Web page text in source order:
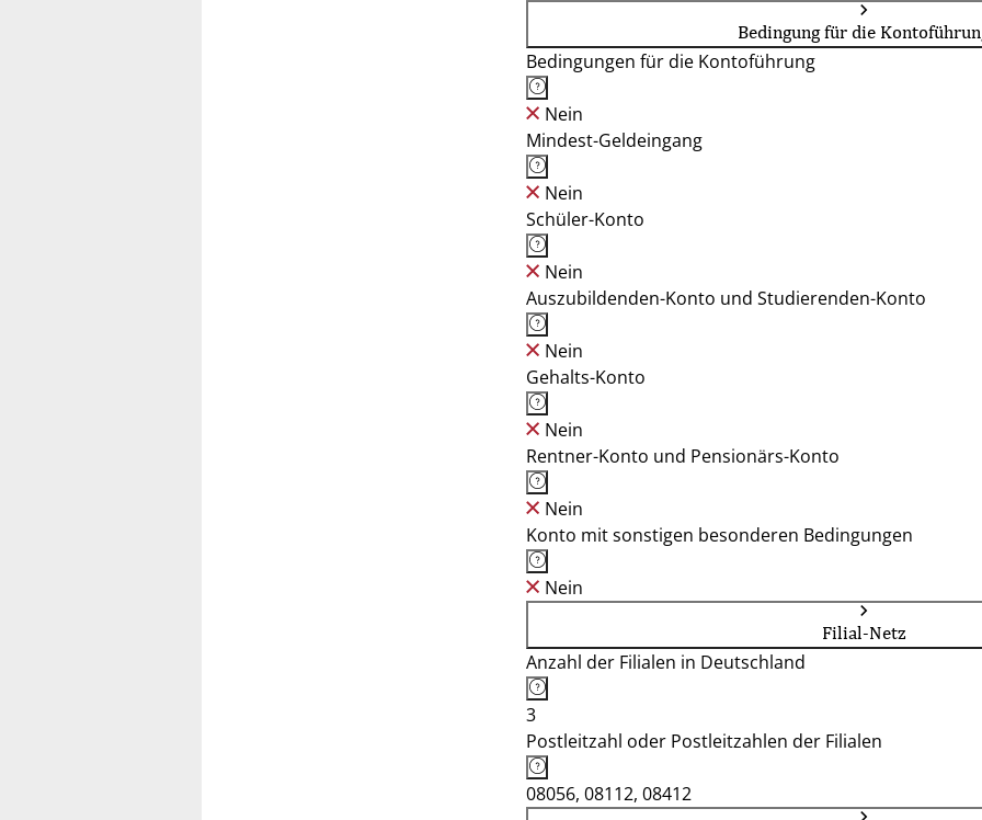
Bedingung für die
Bedingungen für die Kontoführung
Nein
Mindest-Geldeingang
Nein
Schüler-Konto
Nein
Auszubildenden-Konto und Studierenden-Konto
Nein
Gehalts-Konto
Nein
Rentner-Konto und Pensionärs-Konto
Nein
Konto mit sonstigen besonderen Bedingungen
Nein
Filial-Netz
Anzahl der Filialen in Deutschland
3
Postleitzahl oder Postleitzahlen der Filialen
08056, 08112, 08412